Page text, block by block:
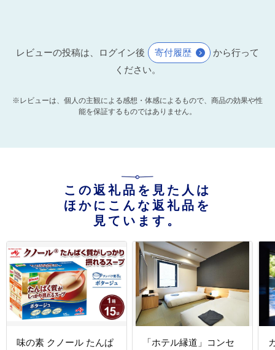
レビューの投稿は、ログイン後 寄付履歴
から行って
ください。
※レビューは、個人の主観による感想・体感によるもので、商品の効果や性
能を保証するものではありません。
この返礼品を見た人は
ほかにこんな返礼品を
見ています。
味の素 クノール たんぱ
「ホテル縁道」コンセ